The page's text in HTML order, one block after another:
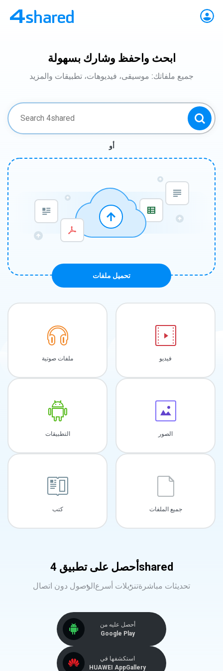
ابحث واحفظ وشارك بسهولة
جميع ملفاتك: موسيقى، فيديوهات، تطبيقات والمزيد
أو
تحميل ملفات
ملفات صوتية فيديو
التطبيقات الصور
كتب جميع الملفات
أحصل على تطبيق 4shared
الوصول دون اتصالتنزيلات أسرعتحديثات مباشرة
أحصل عليه من
Google Play
استكشفها في
HUAWEI AppGallery